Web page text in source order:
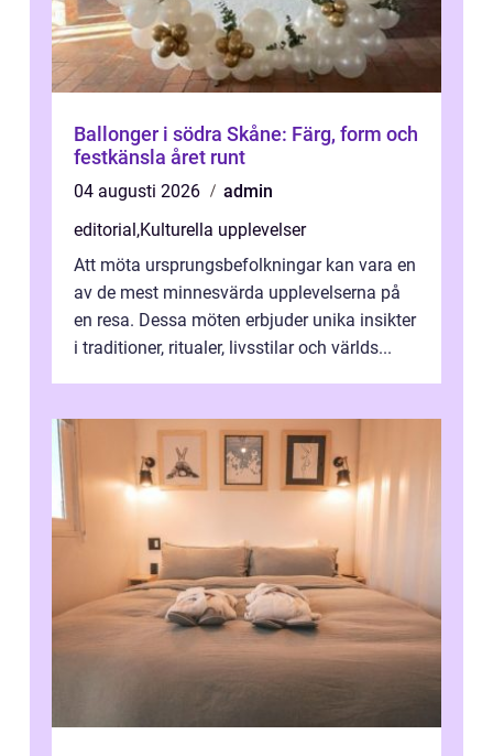
Ballonger i södra Skåne: Färg, form och
festkänsla året runt
04 augusti 2026
admin
editorial ,Kulturella upplevelser
Att möta ursprungsbefolkningar kan vara en
av de mest minnesvärda upplevelserna på
en resa. Dessa möten erbjuder unika insikter
i traditioner, ritualer, livsstilar och världs...